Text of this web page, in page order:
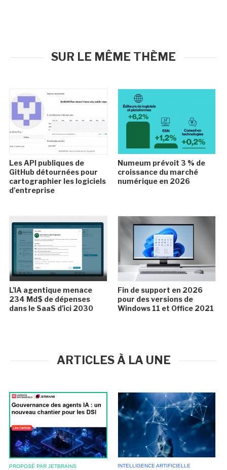
SUR LE MÊME THÈME
Les API publiques de
GitHub détournées pour
cartographier les logiciels
d'entreprise
Numeum prévoit 3 % de
croissance du marché
numérique en 2026
L'IA agentique menace
234 Md$ de dépenses
dans le SaaS d'ici 2030
Fin de support en 2026
pour des versions de
Windows 11 et Office 2021
ARTICLES À LA UNE
PROPOSÉ PAR JETBRAINS INTELLIGENCE ARTIFICIELLE